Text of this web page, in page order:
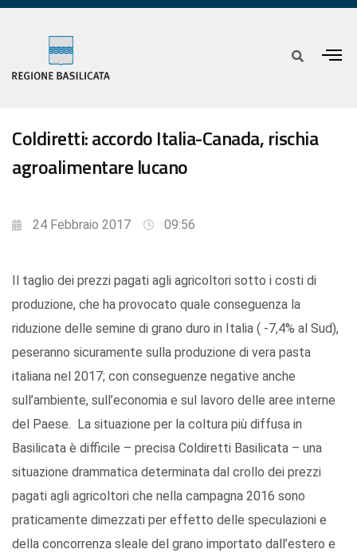
Coldiretti: accordo Italia-Canada, rischia
agroalimentare lucano
24 Febbraio 2017 09:56
Il taglio dei prezzi pagati agli agricoltori sotto i costi di
produzione, che ha provocato quale conseguenza la
riduzione delle semine di grano duro in Italia ( -7,4% al Sud),
peseranno sicuramente sulla produzione di vera pasta
italiana nel 2017; con conseguenze negative anche
sull’ambiente, sull’economia e sul lavoro delle aree interne
del Paese. La situazione per la coltura più diffusa in
Basilicata è difficile – precisa Coldiretti Basilicata – una
situazione drammatica determinata dal crollo dei prezzi
pagati agli agricoltori che nella campagna 2016 sono
praticamente dimezzati per effetto delle speculazioni e
della concorrenza sleale del grano importato dall’estero e